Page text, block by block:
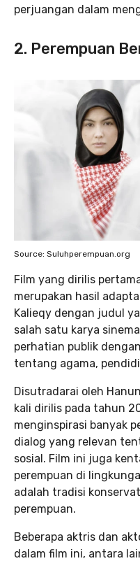
perjuangan dalam
2. Perempuan
Source: Suluhperempuan.org
Film yang dirilis
merupakan hasil
Kalieqy dengan judul
salah satu karya
perhatian publik
tentang agama,
Disutradarai oleh
kali dirilis pada tahun
menginspirasi banyak
dialog yang relevan
sosial. Film ini juga
perempuan di
adalah tradisi
perempuan.
Beberapa aktris dan
dalam film ini, antara